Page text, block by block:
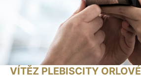
VÍTĚZ PLEBISCITY ORLOVÉ